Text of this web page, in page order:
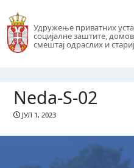
Удружење приватних
социјалне заштите,
смештај одраслих и
Neda-S-02
ЈУЛ 1, 2023